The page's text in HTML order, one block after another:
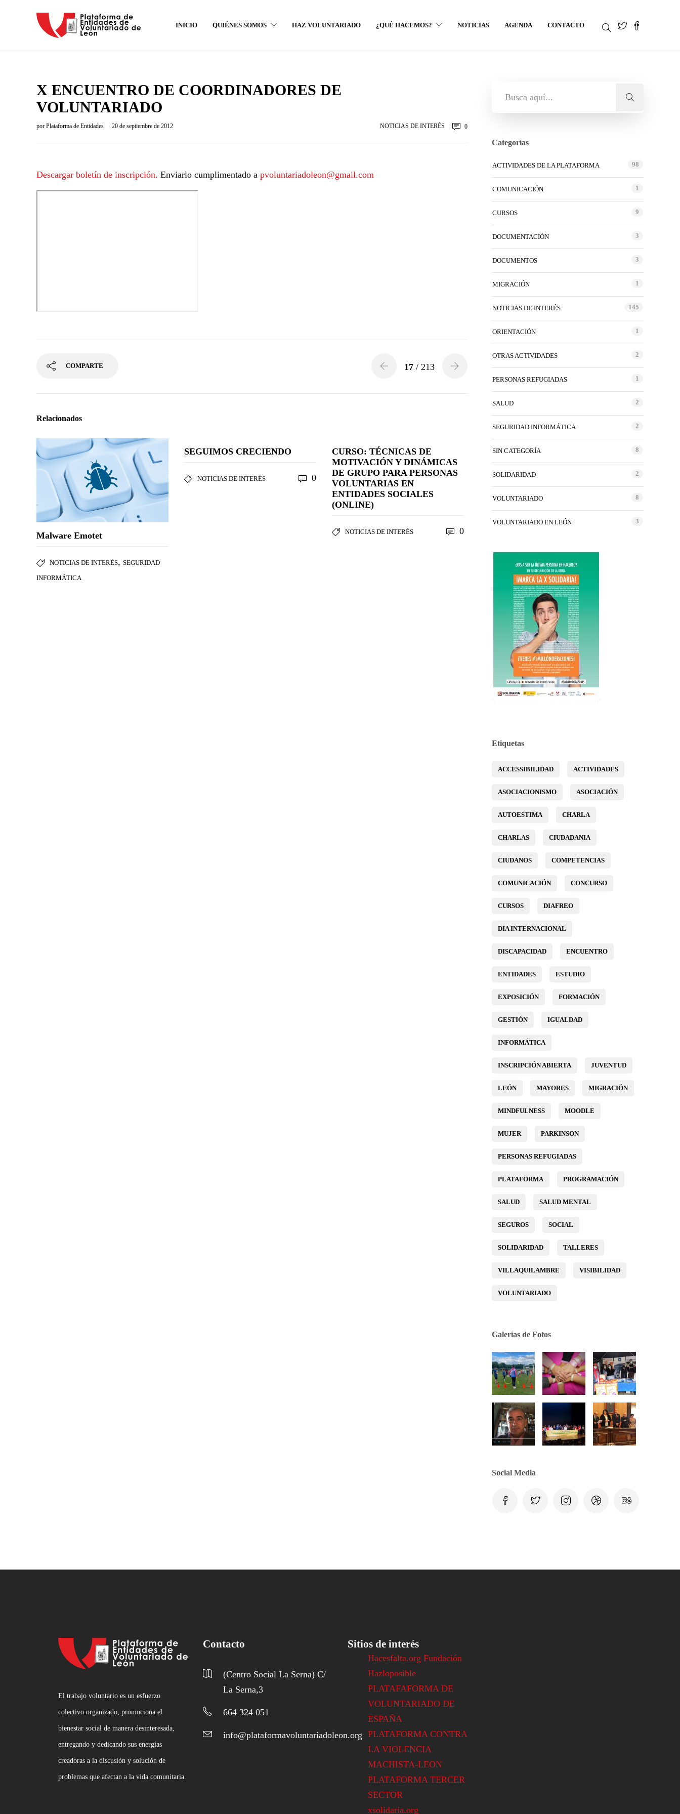
INICIO QUIÉNES SOMOS HAZ VOLUNTARIADO ¿QUÉ HACEMOS? NOTICIAS AGENDA CONTACTO
X ENCUENTRO DE COORDINADORES DE
VOLUNTARIADO
por Plataforma de Entidades 20 de septiembre de 2012 NOTICIAS DE INTERÉS 0
Descargar boletín de inscripción. Enviarlo cumplimentado a pvoluntariadoleon@gmail.com
COMPARTE 17 / 213
Relacionados
Malware Emotet
NOTICIAS DE INTERÉS, SEGURIDAD
INFORMÁTICA
SEGUIMOS CRECIENDO
NOTICIAS DE INTERÉS 0
CURSO: TÉCNICAS DE
MOTIVACIÓN Y DINÁMICAS
DE GRUPO PARA PERSONAS
VOLUNTARIAS EN
ENTIDADES SOCIALES
(ONLINE)
NOTICIAS DE INTERÉS 0
Categorías
ACTIVIDADES DE LA PLATAFORMA 98
COMUNICACIÓN 1
CURSOS 9
DOCUMENTACIÓN 3
DOCUMENTOS 3
MIGRACIÓN 1
NOTICIAS DE INTERÉS 145
ORIENTACIÓN 1
OTRAS ACTIVIDADES 2
PERSONAS REFUGIADAS 1
SALUD 2
SEGURIDAD INFORMÁTICA 2
SIN CATEGORÍA 8
SOLIDARIDAD 2
VOLUNTARIADO 8
VOLUNTARIADO EN LEÓN 3
Etiquetas
ACCESSIBILIDAD ACTIVIDADES
ASOCIACIONISMO ASOCIACIÓN
AUTOESTIMA CHARLA
CHARLAS CIUDADANIA
CIUDANOS COMPETENCIAS
COMUNICACIÓN CONCURSO
CURSOS DIAFREO
DIA INTERNACIONAL
DISCAPACIDAD ENCUENTRO
ENTIDADES ESTUDIO
EXPOSICIÓN FORMACIÓN
GESTIÓN IGUALDAD
INFORMÁTICA
INSCRIPCIÓN ABIERTA JUVENTUD
LEÓN MAYORES MIGRACIÓN
MINDFULNESS MOODLE
MUJER PARKINSON
PERSONAS REFUGIADAS
PLATAFORMA PROGRAMACIÓN
SALUD SALUD MENTAL
SEGUROS SOCIAL
SOLIDARIDAD TALLERES
VILLAQUILAMBRE VISIBILIDAD
VOLUNTARIADO
Galerías de Fotos
Social Media
El trabajo voluntario es un esfuerzo
colectivo organizado, promociona el
bienestar social de manera desinteresada,
entregando y dedicando sus energías
creadoras a la discusión y solución de
problemas que afectan a la vida comunitaria.
Contacto
(Centro Social La Serna) C/
La Serna,3
664 324 051
info@plataformavoluntariadoleon.org
Sitios de interés
Hacesfalta.org Fundación
Hazloposible
PLATAFAFORMA DE
VOLUNTARIADO DE
ESPAÑA
PLATAFORMA CONTRA
LA VIOLENCIA
MACHISTA-LEON
PLATAFORMA TERCER
SECTOR
xsolidaria.org